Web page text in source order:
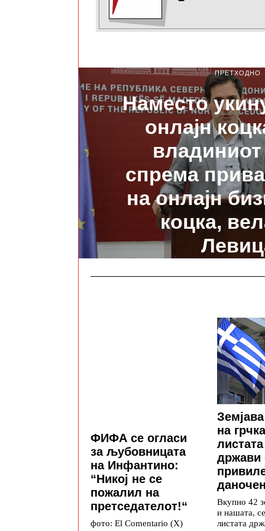
ПРЕТХОДНО
Наместо
онлајн
владиниот
спрема
на онлајн
коцка,
ФИФА се огласи
за љубовницата
на Инфантино:
“Никој не се
пожалил на
претседателот!“
фото: El Comentario (X)
на
држави
Вкупно 42
и нашата,
листата